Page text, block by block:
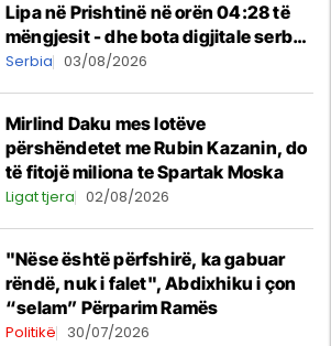
Lipa në Prishtinë në orën 04:28 të
mëngjesit - dhe bota digjitale serbe
shpall gjendjen e luftës
Serbia 03/08/2026
Mirlind Daku mes lotëve
përshëndetet me Rubin Kazanin, do
të fitojë miliona te Spartak Moska
Ligat tjera 02/08/2026
"Nëse është përfshirë, ka gabuar
rëndë, nuk i falet", Abdixhiku i çon
“selam” Përparim Ramës
Politikë 30/07/2026